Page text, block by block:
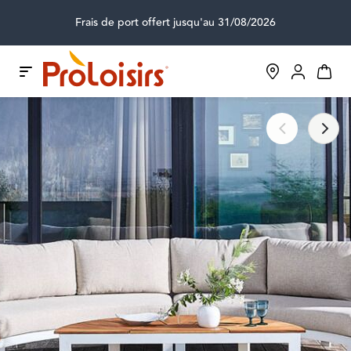
Frais de port offert jusqu'au 31/08/2026